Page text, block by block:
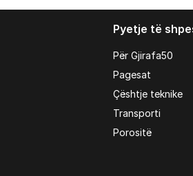
Pyetje të
Për Gjirafa50
Pagesat
Çështje teknike
Transporti
Porositë